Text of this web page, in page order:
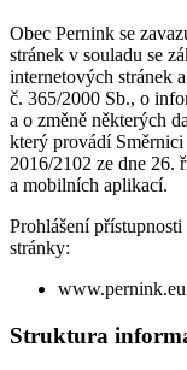
Obec Pernink se
stránek v souladu se
internetových stránek
č. 365/2000 Sb., o
a o změně některých
který provádí
2016/2102 ze dne 26.
a mobilních aplikací.
Prohlášení
stránky:
www.pernink.eu
Struktura